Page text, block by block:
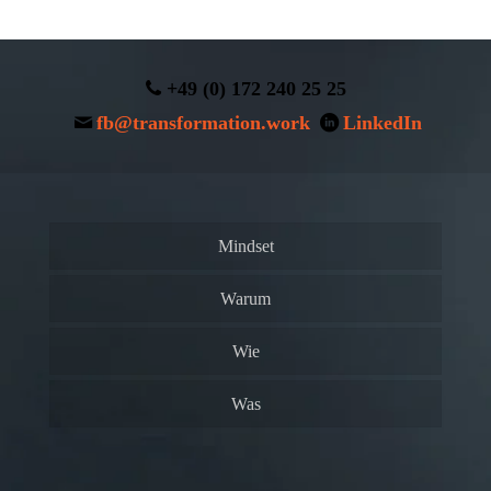
+49 (0) 172 240 25 25
fb@transformation.work
LinkedIn
Mindset
Warum
Wie
Was